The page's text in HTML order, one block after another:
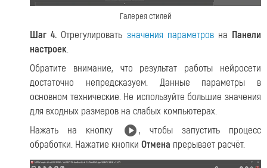
Галерея стилей
Шаг 4. Отрегулировать значения параметровна Панели
настроек.
Обратите внимание, что результат работы нейросети
достаточно непредсказуем. Данные параметры в
основном технические. Не используйте большие значения
для входных размеров на слабых компьютерах.
Нажать на кнопку
, чтобы запустить процесс
обработки. Нажатие кнопки Отмена прерывает расчёт.